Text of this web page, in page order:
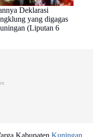
Deklarasi
yang digagas
(Liputan 6